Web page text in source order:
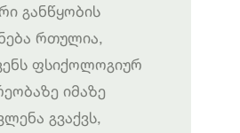
განწყობის
რთულია,
ფსიქოლოგიურ
იმაზე
გვაქვს,